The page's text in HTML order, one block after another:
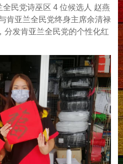
民党诗巫区 4 位候选人 赵燕
肯亚兰全民党终身主席余清禄
分发肯亚兰全民党的个性化红